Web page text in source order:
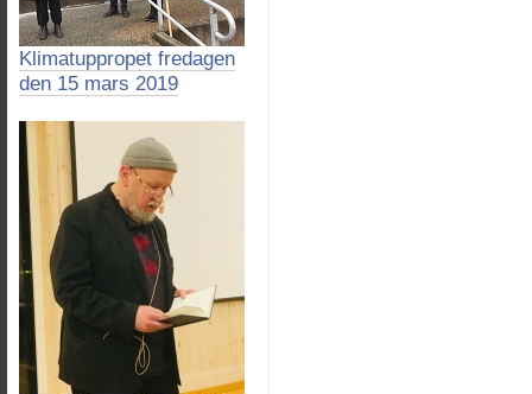
Klimatuppropet fredagen
den 15 mars 2019